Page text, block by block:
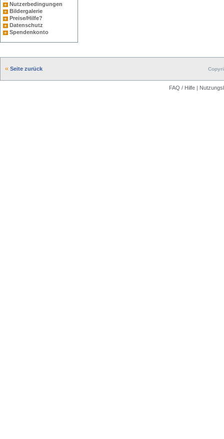
Nutzerbedingungen
Bildergalerie
Preise/Hilfe?
Datenschutz
Spendenkonto
Seite zurück
FAQ / Hilfe|